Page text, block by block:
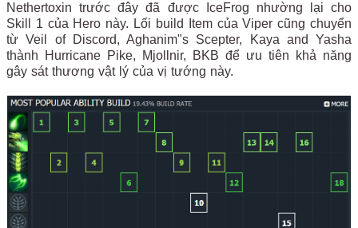
Nethertoxin trước đây đã được IceFrog nhường lại cho
Skill 1 của Hero này. Lối build Item của Viper cũng chuyển
từ Veil of Discord, Aghanim"s Scepter, Kaya and Yasha
thành Hurricane Pike, Mjollnir, BKB để ưu tiên khả năng
gây sát thương vật lý của vị tướng này.